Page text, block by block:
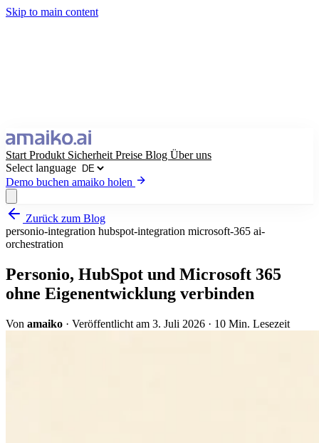
Skip to main content
Start Produkt Sicherheit Preise Blog Über uns
Select language
Demo buchen amaiko holen
amaiko holen Demo buchen
Select language
Zurück zum Blog
personio-integration hubspot-integration microsoft-365 ai-
orchestration
Personio, HubSpot und Microsoft 365
ohne Eigenentwicklung verbinden
Von amaiko · Veröffentlicht am 3. Juli 2026 · 10 Min. Lesezeit